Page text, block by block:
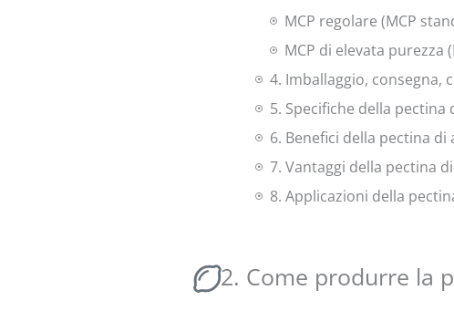
MCP regolare (MCP
MCP di elevata purezza
4. Imballaggio, consegna,
5. Specifiche della
6. Benefici della pectina
7. Vantaggi della pectina
8. Applicazioni della
2. Come produrre la